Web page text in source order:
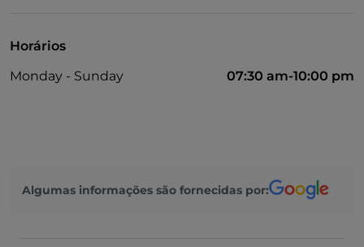
Horários
Monday - Sunday
07:30 am-10:00 pm
Algumas informações são fornecidas por: